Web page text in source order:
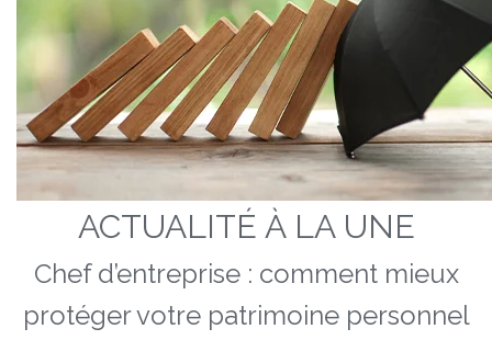
ACTUALITÉ À LA UNE
Chef d’entreprise : comment mieux
protéger votre patrimoine personnel